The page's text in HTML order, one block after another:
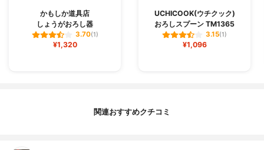
かもしか道具店
しょうがおろし器
3.70(1)
¥1,320
UCHICOOK(ウチクック)
おろしスプーン TM1365
3.15(1)
¥1,096
関連おすすめクチコミ